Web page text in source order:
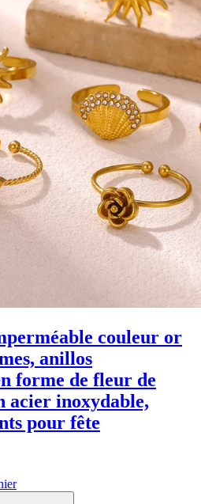
couleur or
anillos
forme de fleur de
acier inoxydable,
pour fête
Ce
produit